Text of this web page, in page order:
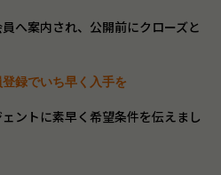
へ案内され、公開前にクローズと
録でいち早く入手を
ントに素早く希望条件を伝えまし